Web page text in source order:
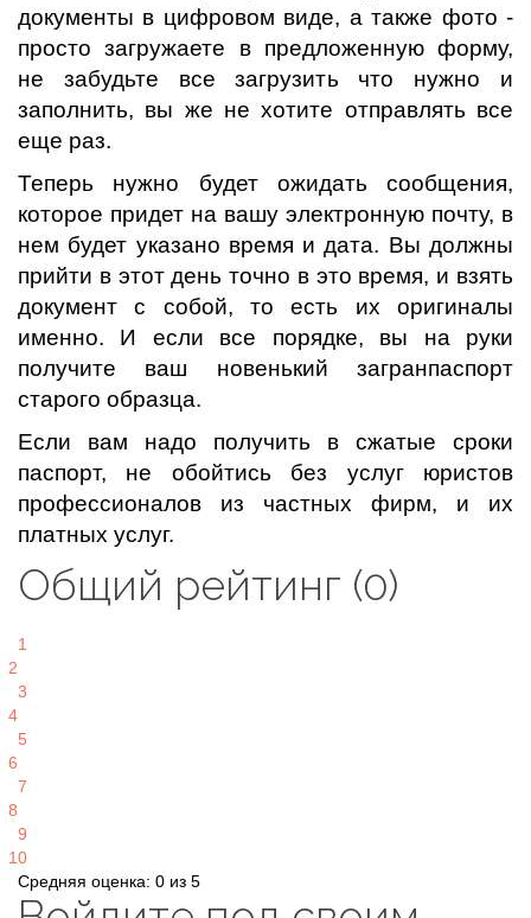
документы в цифровом виде, а также фото -
просто загружаете в предложенную форму,
не забудьте все загрузить что нужно и
заполнить, вы же не хотите отправлять все
еще раз.
Теперь нужно будет ожидать сообщения,
которое придет на вашу электронную почту, в
нем будет указано время и дата. Вы должны
прийти в этот день точно в это время, и взять
документ с собой, то есть их оригиналы
именно. И если все порядке, вы на руки
получите ваш новенький загранпаспорт
старого образца.
Если вам надо получить в сжатые сроки
паспорт, не обойтись без услуг юристов
профессионалов из частных фирм, и их
платных услуг.
Общий рейтинг (0)
1
2
3
4
5
6
7
8
9
10
Средняя оценка: 0 из 5